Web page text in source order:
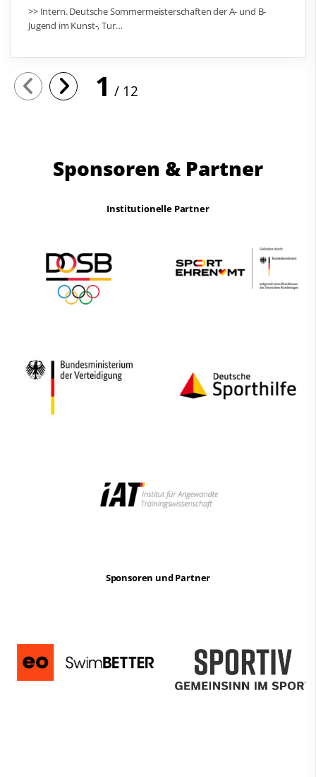
>> Intern. Deutsche Sommermeisterschaften der A- und B-
Jugend im Kunst-, Tur…
1 12
Sponsoren & Partner
Institutionelle Partner
Sponsoren und Partner